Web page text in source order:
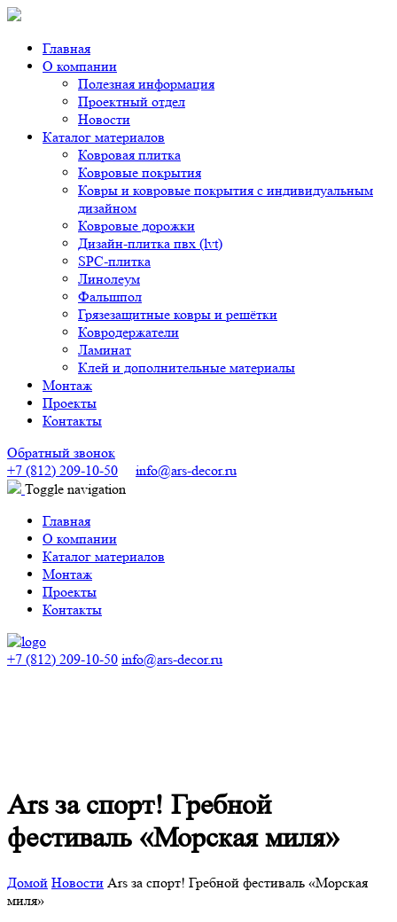
Главная
О компании
Полезная информация
Проектный отдел
Новости
Каталог материалов
Ковровая плитка
Ковровые покрытия
Ковры и ковровые покрытия с индивидуальным
дизайном
Ковровые дорожки
Дизайн-плитка пвх (lvt)
SPC-плитка
Линолеум
Фальшпол
Грязезащитные ковры и решётки
Ковродержатели
Ламинат
Клей и дополнительные материалы
Монтаж
Проекты
Контакты
Обратный звонок
+7 (812) 209-10-50
info@ars-decor.ru
Toggle navigation
Главная
О компании
Каталог материалов
Монтаж
Проекты
Контакты
+7 (812) 209-10-50 info@ars-decor.ru
Ars за спорт! Гребной
фестиваль «Морская миля»
Домой Новости Ars за спорт! Гребной фестиваль «Морская
миля»